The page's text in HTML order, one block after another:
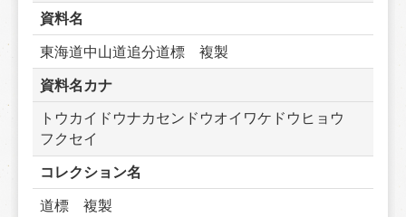
資料名
東海道中山道追分道標　複製
資料名カナ
トウカイドウナカセンドウオイワケドウヒョウ
フクセイ
コレクション名
道標　複製